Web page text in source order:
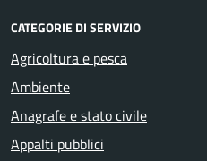
CATEGORIE DI SERVIZIO
Agricoltura e pesca
Ambiente
Anagrafe e stato civile
Appalti pubblici